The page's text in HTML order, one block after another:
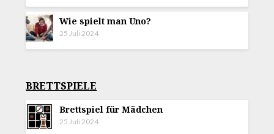
Wie spielt man Uno?
25 Juli 2024
BRETTSPIELE
Brettspiel für Mädchen
25 Juli 2024